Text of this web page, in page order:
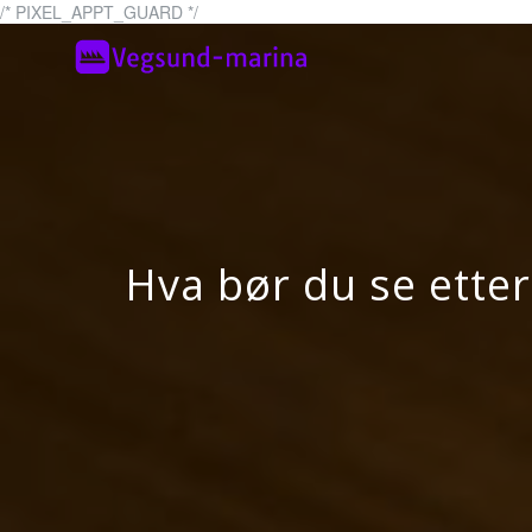
/* PIXEL_APPT_GUARD */Skip
content
Hva bør du se